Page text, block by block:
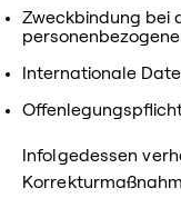
Zweckbindung bei
Internationale
Infolgedessen